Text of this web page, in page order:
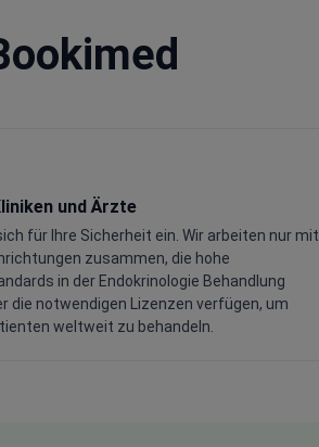
und Ärzte
für Ihre Sicherheit ein. Wir arbeiten nur mit
zusammen, die hohe
in der Endokrinologie Behandlung
die notwendigen Lizenzen verfügen, um
weltweit zu behandeln.